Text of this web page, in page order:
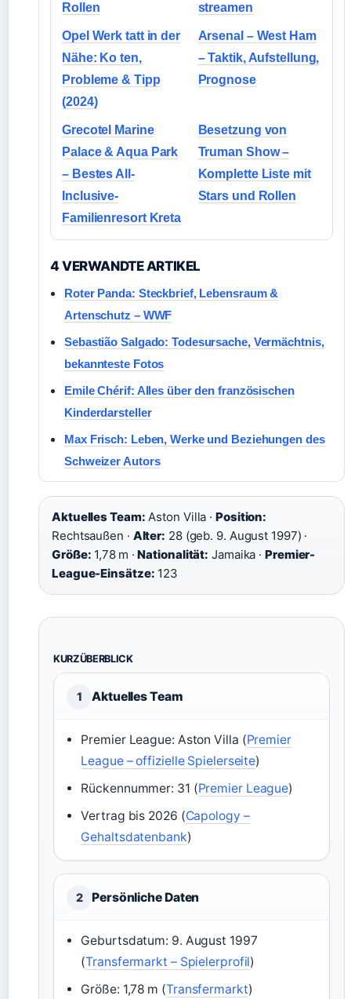
Rollen
streamen
Opel Werk tatt in der
Nähe: Ko ten,
Probleme & Tipp
(2024)
Arsenal – West Ham
– Taktik, Aufstellung,
Prognose
Grecotel Marine
Palace & Aqua Park
– Bestes All-
Inclusive-
Familienresort Kreta
Besetzung von
Truman Show –
Komplette Liste mit
Stars und Rollen
4 VERWANDTE ARTIKEL
Roter Panda: Steckbrief, Lebensraum &
Artenschutz – WWF
Sebastião Salgado: Todesursache, Vermächtnis,
bekannteste Fotos
Emile Chérif: Alles über den französischen
Kinderdarsteller
Max Frisch: Leben, Werke und Beziehungen des
Schweizer Autors
Aktuelles Team: Aston Villa · Position:
Rechtsaußen · Alter: 28 (geb. 9. August 1997) ·
Größe: 1,78 m ·Nationalität: Jamaika ·Premier-
League-Einsätze: 123
KURZÜBERBLICK
1 Aktuelles Team
Premier League: Aston Villa (Premier
League – offizielle Spielerseite)
Rückennummer: 31 (Premier League)
Vertrag bis 2026 (Capology –
Gehaltsdatenbank)
2 Persönliche Daten
Geburtsdatum: 9. August 1997
(Transfermarkt – Spielerprofil)
Größe: 1,78 m (Transfermarkt)